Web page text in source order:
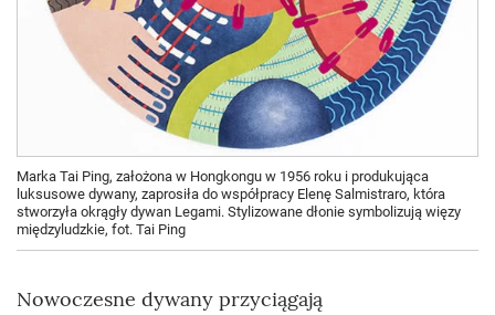
Marka Tai Ping, założona w Hongkongu w 1956 roku i produkująca
luksusowe dywany, zaprosiła do współpracy Elenę Salmistraro, która
stworzyła okrągły dywan Legami. Stylizowane dłonie symbolizują więzy
międzyludzkie, fot. Tai Ping
Nowoczesne dywany przyciągają